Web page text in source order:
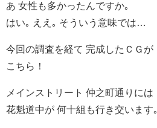
あ 女性も多かったんですか｡
はい｡ ええ｡ そういう意味では…
今回の調査を経て 完成したＣＧが
こちら！
メインストリート 仲之町通りには
花魁道中が 何十組も行き交います｡